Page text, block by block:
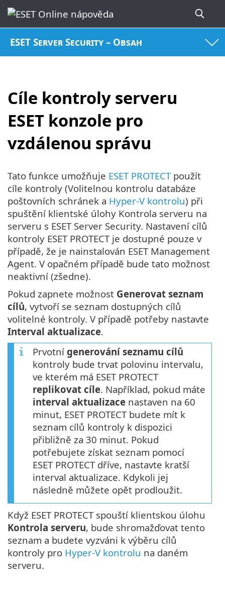
ESET Server Security – Obsah
Cíle kontroly serveru
ESET konzole pro
vzdálenou správu
Tato funkce umožňuje ESET PROTECTpoužít
cíle kontroly (Volitelnou kontrolu databáze
poštovních schránek a Hyper-V kontrolu) při
spuštění klientské úlohy Kontrola serveru na
serveru s ESET Server Security. Nastavení cílů
kontroly ESET PROTECT je dostupné pouze v
případě, že je nainstalován ESET Management
Agent. V opačném případě bude tato možnost
neaktivní (zšedne).
Pokud zapnete možnost Generovat seznam
cílů, vytvoří se seznam dostupných cílů
volitelné kontroly. V případě potřeby nastavte
Interval aktualizace.
Prvotní generování seznamu cílů
kontroly bude trvat polovinu intervalu,
ve kterém má ESET PROTECT
replikovat cíle. Například, pokud máte
interval aktualizace nastaven na 60
minut, ESET PROTECT budete mít k
seznam cílů kontroly k dispozici
přibližně za 30 minut. Pokud
potřebujete získat seznam pomocí
ESET PROTECT dříve, nastavte kratší
interval aktualizace. Kdykoli jej
následně můžete opět prodloužit.
Když ESET PROTECT spouští klientskou úlohu
Kontrola serveru, bude shromažďovat tento
seznam a budete vyzváni k výběru cílů
kontroly pro Hyper-V kontrolu na daném
serveru.